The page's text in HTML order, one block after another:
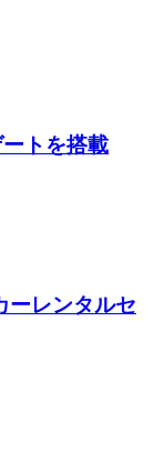
トを搭載
ーレンタルセ